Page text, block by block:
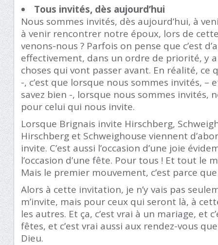
Tous invités, dès aujourd’hui
Nous sommes invités, dès aujourd’hui, à
à venir rencontrer notre époux, lors de
venons-nous ? Parfois on pense que c’est
effectivement, dans un ordre de priorité, y
choses qui vont passer avant. En réalité, ce
-, c’est que lorsque nous sommes invités, –
savez bien -, lorsque nous sommes invités,
pour celui qui nous invite.
Lorsque Brignais invite Hirschberg,
Hirschberg et Schweighouse viennent
invite. C’est aussi l’occasion d’une joie
l’occasion d’une fête. Pour tous ! Et tout le
Mais le premier mouvement, c’est parce
Alors à cette invitation, je n’y vais pas
m’invite, mais pour ceux qui seront là, à
les autres. Et ça, c’est vrai à un mariage, et
fêtes, et c’est vrai aussi aux rendez-vous
Dieu.